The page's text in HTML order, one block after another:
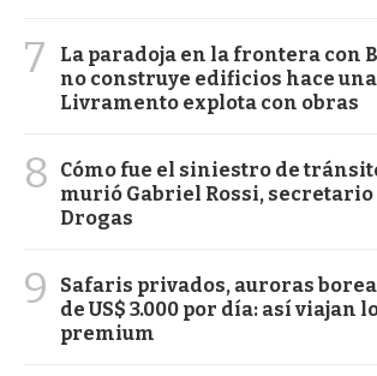
7
La paradoja en la frontera con
no construye edificios hace
Livramento explota con obras
8
Cómo fue el siniestro de
murió Gabriel Rossi,
Drogas
9
Safaris privados, auroras
de US$ 3.000 por día: así viajan
premium